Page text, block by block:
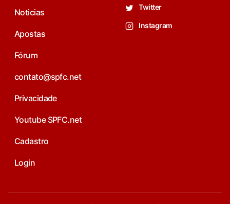
Noticias
Apostas
Fórum
contato@spfc.net
Privacidade
Youtube SPFC.net
Cadastro
Login
Twitter
Instagram